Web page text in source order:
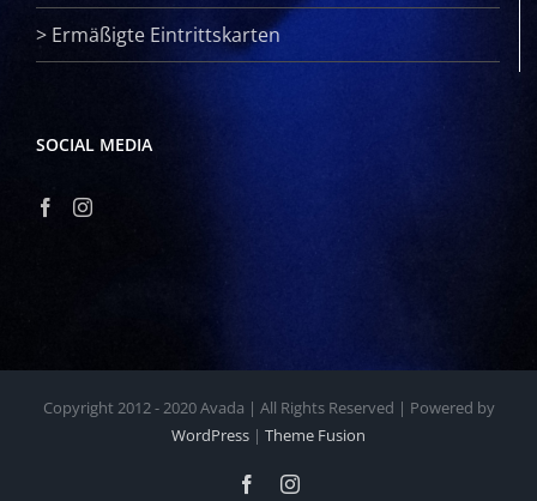
> Ermäßigte Eintrittskarten
SOCIAL MEDIA
Copyright 2012 - 2020 Avada | All Rights Reserved | Powered by
WordPress | Theme Fusion
FacebookInstagram